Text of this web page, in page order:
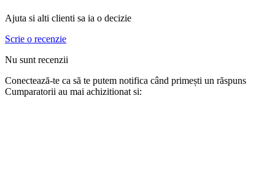
Ajuta si alti clienti sa ia o decizie
Scrie o recenzie
Nu sunt recenzii
Conectează-te ca să te putem notifica când primești un răspuns
Cumparatorii au mai achizitionat si: